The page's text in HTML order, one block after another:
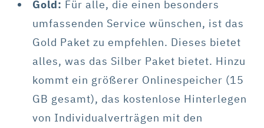
Gold: Für alle, die einen besonders
umfassenden Service wünschen, ist das
Gold Paket zu empfehlen. Dieses bietet
alles, was das Silber Paket bietet. Hinzu
kommt ein größerer Onlinespeicher (15
GB gesamt), das kostenlose Hinterlegen
von Individualverträgen mit den